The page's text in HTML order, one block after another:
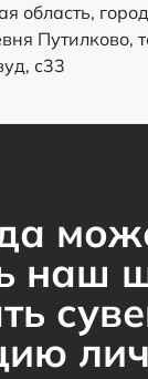
область,
Путилково,
с33
наш